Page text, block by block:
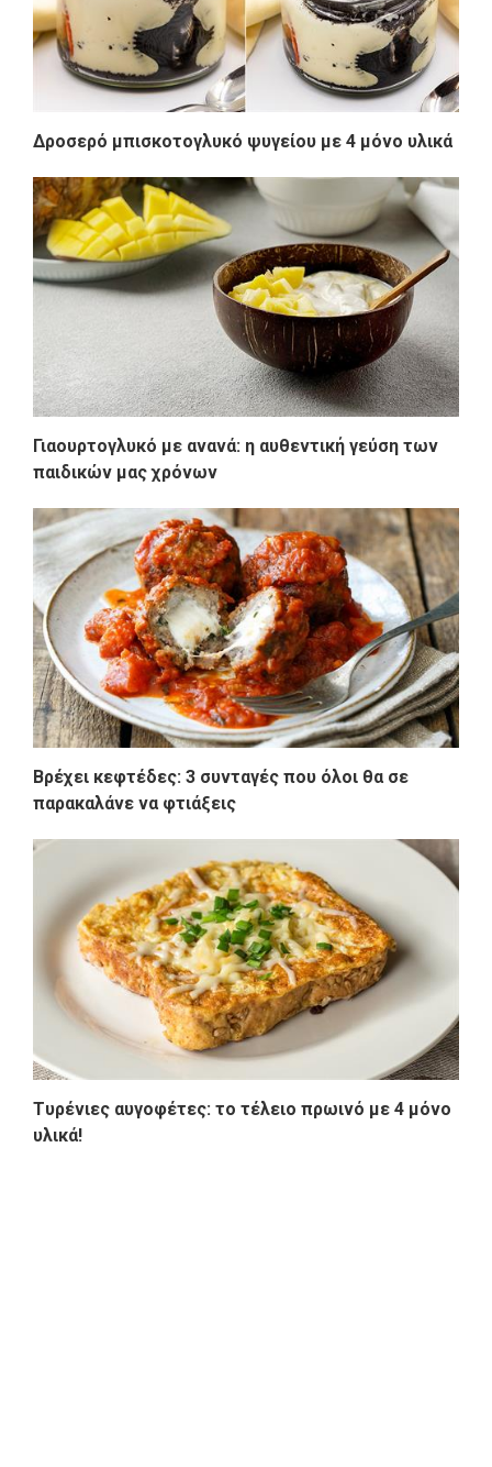
Δροσερό μπισκοτογλυκό ψυγείου με 4 μόνο υλικά
Γιαουρτογλυκό με ανανά: η αυθεντική γεύση των
παιδικών μας χρόνων
Βρέχει κεφτέδες: 3 συνταγές που όλοι θα σε
παρακαλάνε να φτιάξεις
Tυρένιες αυγοφέτες: το τέλειο πρωινό με 4 μόνο
υλικά!